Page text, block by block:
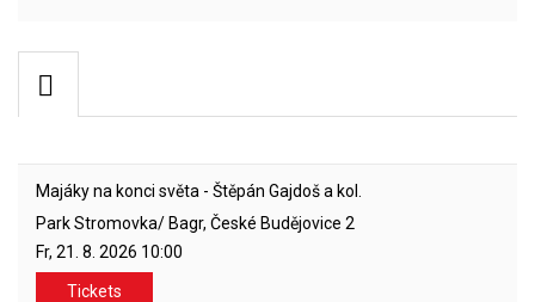
Majáky na konci světa - Štěpán Gajdoš a kol.
Park Stromovka/ Bagr, České Budějovice 2
Fr, 21. 8. 2026 10:00
Tickets